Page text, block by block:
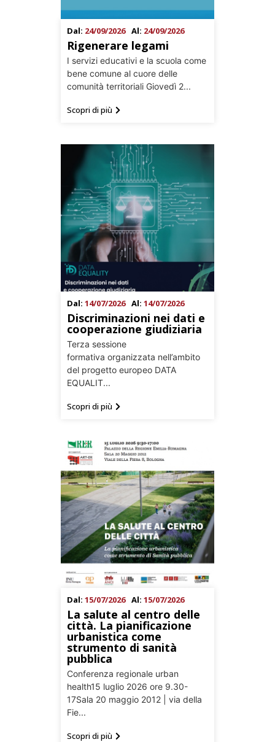
Dal: 24/09/2026 Al: 24/09/2026
Rigenerare legami
I servizi educativi e la scuola come
bene comune al cuore delle
comunità territoriali Giovedì 2...
Scopri di più
Dal: 14/07/2026 Al: 14/07/2026
Discriminazioni nei dati e
cooperazione giudiziaria
Terza sessione
formativa organizzata nell’ambito
del progetto europeo DATA
EQUALIT...
Scopri di più
Dal: 15/07/2026 Al: 15/07/2026
La salute al centro delle
città. La pianificazione
urbanistica come
strumento di sanità
pubblica
Conferenza regionale urban
health15 luglio 2026 ore 9.30-
17Sala 20 maggio 2012 | via della
Fie...
Scopri di più